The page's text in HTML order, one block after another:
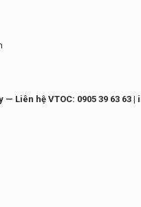
Liên hệ VTOC: 0905 39 63 63 |